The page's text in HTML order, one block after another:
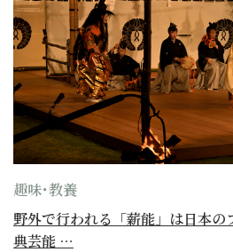
趣味･教養
野外で行われる「薪能」は日本の
典芸能 …